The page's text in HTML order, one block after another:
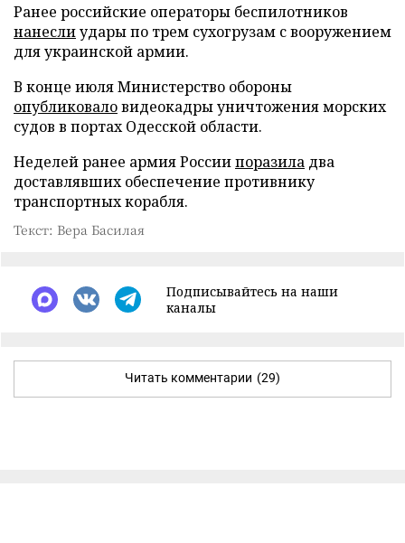
Ранее российские операторы беспилотников
нанеслиудары по трем сухогрузам с вооружением
для украинской армии.
В конце июля Министерство обороны
опубликоваловидеокадры уничтожения морских
судов в портах Одесской области.
Неделей ранее армия Россиипоразила два
доставлявших обеспечение противнику
транспортных корабля.
Текст: Вера Басилая
Подписывайтесь на наши
каналы
Читать комментарии (29)